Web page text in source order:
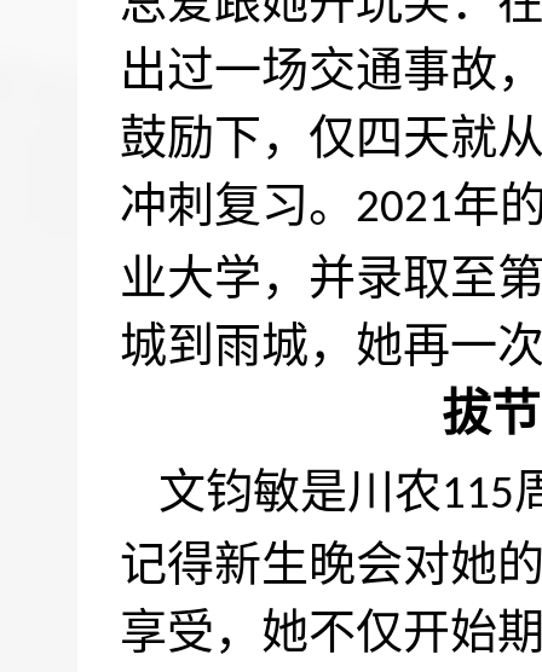
出过一场交通事故
鼓励下，仅四天就
冲刺复习。 2021年
业大学，并录取至
城到雨城，她再一
拔
文钧敏是川农115
记得新生晚会对她
享受，她不仅开始